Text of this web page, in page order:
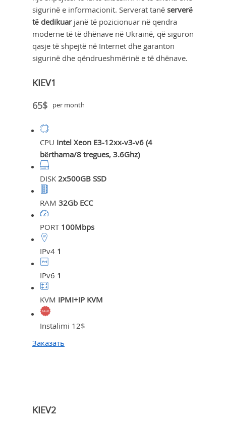
sigurinë e informacionit. Serverat tanë serverë
të dedikuarjanë të pozicionuar në qendra
moderne të të dhënave në Ukrainë, që siguron
qasje të shpejtë në Internet dhe garanton
sigurinë dhe qëndrueshmërinë e të dhënave.
KIEV1
65$
per month
CPU Intel Xeon E3-12xx-v3-v6 (4
bërthama/8 tregues, 3.6Ghz)
DISK 2x500GB SSD
RAM 32Gb ECC
PORT 100Mbps
IPv4 1
IPv6 1
KVM IPMI+IP KVM
Instalimi 12$
Заказать
KIEV2